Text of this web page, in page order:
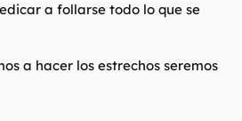
a follarse todo lo que se
a hacer los estrechos seremos